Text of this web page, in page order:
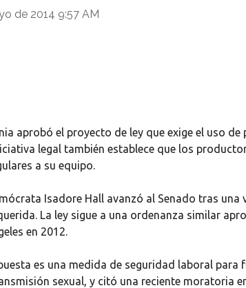
de 2014 9:57 AM
aprobó el proyecto de ley que exige el uso
legal también establece que los
a su equipo.
Isadore Hall avanzó al Senado tras
La ley sigue a una ordenanza similar
en 2012.
es una medida de seguridad laboral para
sexual, y citó una reciente moratoria